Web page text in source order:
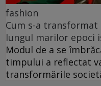
fashion
Cum s-a
lungul marilor epoci
Modul de a se
timpului a reflectat
transformările